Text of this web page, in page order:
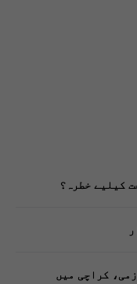
کیلیے خطرہ؟
کراچی میں